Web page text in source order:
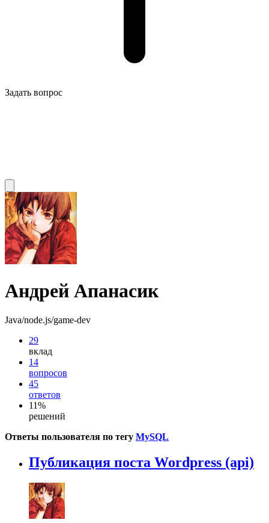
Задать вопрос
Андрей Апанасик
Java/node.js/game-dev
29
вклад
14
вопросов
45
ответов
11%
решений
Ответы пользователя по тегу MySQL
Публикация поста Wordpress (api)